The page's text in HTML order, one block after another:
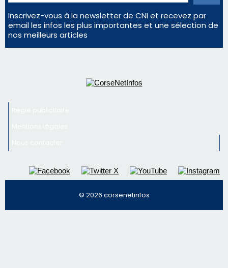
Régie publicitaire
Mentions légales
Nous contacter